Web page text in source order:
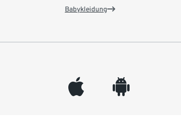
Babykleidung
appleinc android